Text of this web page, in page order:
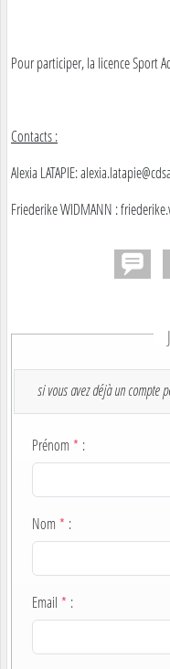
Pour participer, la licence Sport
Contacts :
Alexia LATAPIE:
Friederike WIDMANN :
si vous avez déjà un compte
Prénom * :
Nom * :
Email * :